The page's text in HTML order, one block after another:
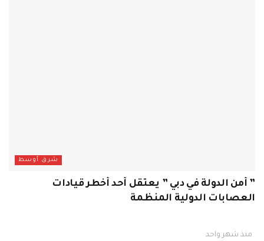
شرق أوسط
” أمن الدولة في دبي ” يعتقل أحد أخطر قيادات
العصابات الدولية المنظمة
منذ شهر واحد